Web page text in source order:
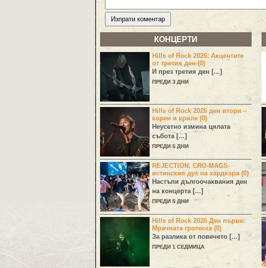
КОНЦЕРТИ
Hills of Rock 2026: Акцентите
от третия ден (0)
И през третия ден […]
ПРЕДИ 3 ДНИ
Hills of Rock 2026 ден втори –
корен и криле (0)
Неусетно измина цялата
събота […]
ПРЕДИ 5 ДНИ
REJECTION, CRO-MAGS-
истинския дух на хардкора (0)
Настъпи дългоочаквания ден
на концерта […]
ПРЕДИ 5 ДНИ
Hills of Rock 2026 Ден първи:
Мрачната гротеска (0)
За разлика от повечето […]
ПРЕДИ 1 СЕДМИЦА